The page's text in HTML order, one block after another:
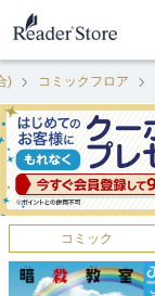
) コミックフロア
コミック